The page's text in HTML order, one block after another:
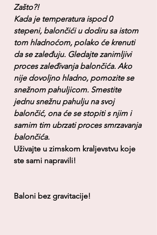
Zašto?!
Kada je temperatura ispod 0
stepeni, balončići u dodiru sa istom
tom hladnoćom, polako će krenuti
da se zaleđuju. Gledajte zanimljivi
proces zaleđivanja balončića. Ako
nije dovoljno hladno, pomozite se
snežnom pahuljicom. Smestite
jednu snežnu pahulju na svoj
balončić, ona će se stopiti s njim i
samim tim ubrzati proces smrzavanja
balončića.
Uživajte u zimskom kraljevstvu koje
ste sami napravili!
Baloni bez gravitacije!